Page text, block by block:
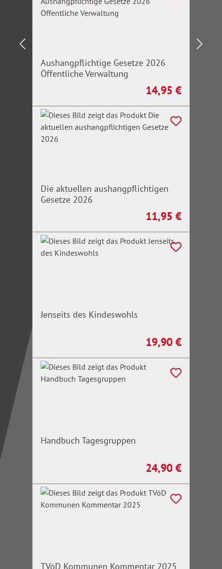
Aushangpflichtige Gesetze 2026
Öffentliche Verwaltung
Regulärer Preis:
14,95 €
Die aktuellen aushangpflichtigen
Gesetze 2026
Regulärer Preis:
11,95 €
Jenseits des Kindeswohls
Regulärer Preis:
19,90 €
Handbuch Tagesgruppen
Regulärer Preis:
24,90 €
TVöD Kommunen Kommentar 2025